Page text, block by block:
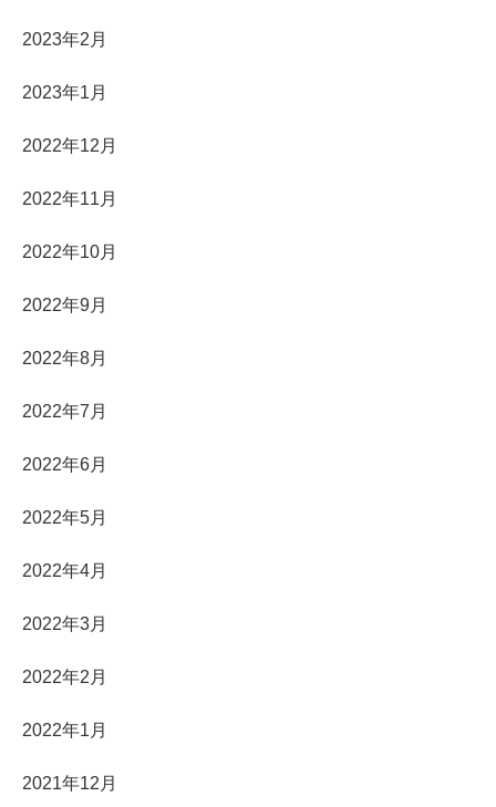
2023年2月
2023年1月
2022年12月
2022年11月
2022年10月
2022年9月
2022年8月
2022年7月
2022年6月
2022年5月
2022年4月
2022年3月
2022年2月
2022年1月
2021年12月